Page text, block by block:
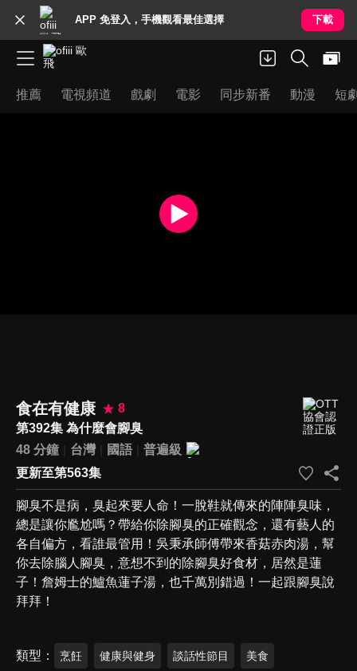
APP 免登入，手機觀看最佳選擇 下載
推薦 電視頻道 戲劇 電影 同步新番 動漫 短
食在有健康
8
第392集 為什麼會腳臭
48 分鐘
台灣 國語
普遍級
更新至第563集
腳臭不是病，臭起來要人命！一脫鞋就傳來的陣陣臭味，
總是讓你尷尬嗎？帶給你除腳臭的正確觀念，還有藝人的
各自偏方，看誰最管用！吳秉承師傅帶來香菇赤肉湯，幫
你去除腦人腳臭，意想不到的除腳臭好食材，居然是蓮
子！詹姆士的鱸魚蓮子湯，也千萬別錯過！一起跟腳臭說
拜拜！
類型 烹飪 健康與健身 談話性節目 美食